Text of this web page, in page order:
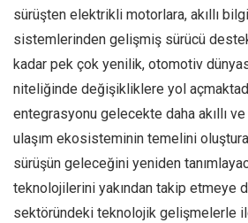
sürüşten elektrikli motorlara, akıllı
sistemlerinden gelişmiş sürücü
kadar pek çok yenilik, otomotiv
niteliğinde değişikliklere yol
entegrasyonu gelecekte daha akıllı
ulaşım ekosisteminin temelini
sürüşün geleceğini yeniden
teknolojilerini yakından takip etmeye
sektöründeki teknolojik gelişmelerle